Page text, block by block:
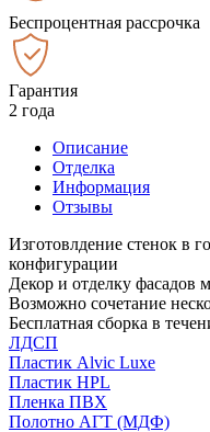
Беспроцентная рассрочка
Гарантия
2 года
Описание
Отделка
Информация
Отзывы
Изготовлдение стенок в
конфигурации
Декор и отделку
Возможно сочетание
Бесплатная сборка в
ЛДСП
Пластик Alvic Luxe
Пластик HPL
Пленка ПВХ
Полотно АГТ (МДФ)